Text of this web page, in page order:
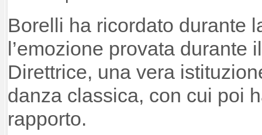
Borelli ha ricordato durante
l’emozione provata durante
Direttrice, una vera
danza classica, con cui poi
rapporto.